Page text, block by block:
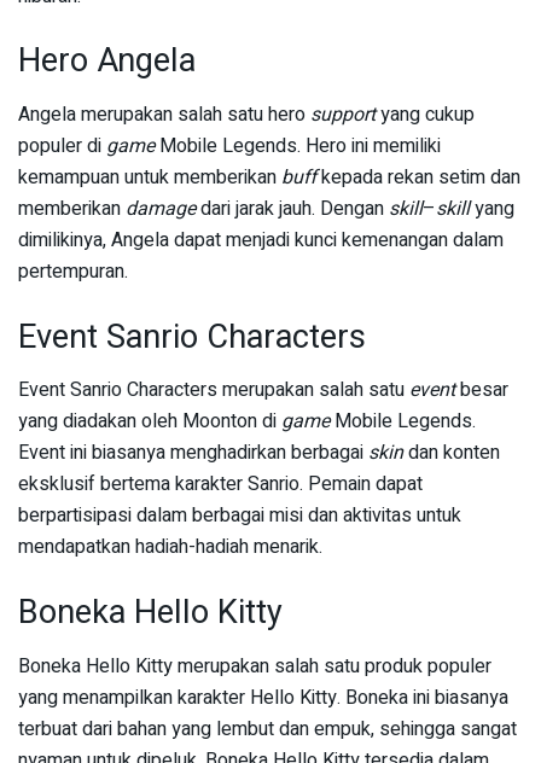
Hero Angela
Angela merupakan salah satu hero supportyang cukup
populer di gameMobile Legends. Hero ini memiliki
kemampuan untuk memberikan buffkepada rekan setim dan
memberikan damagedari jarak jauh. Dengan skill–skillyang
dimilikinya, Angela dapat menjadi kunci kemenangan dalam
pertempuran.
Event Sanrio Characters
Event Sanrio Characters merupakan salah satu eventbesar
yang diadakan oleh Moonton di gameMobile Legends.
Event ini biasanya menghadirkan berbagai skindan konten
eksklusif bertema karakter Sanrio. Pemain dapat
berpartisipasi dalam berbagai misi dan aktivitas untuk
mendapatkan hadiah-hadiah menarik.
Boneka Hello Kitty
Boneka Hello Kitty merupakan salah satu produk populer
yang menampilkan karakter Hello Kitty. Boneka ini biasanya
terbuat dari bahan yang lembut dan empuk, sehingga sangat